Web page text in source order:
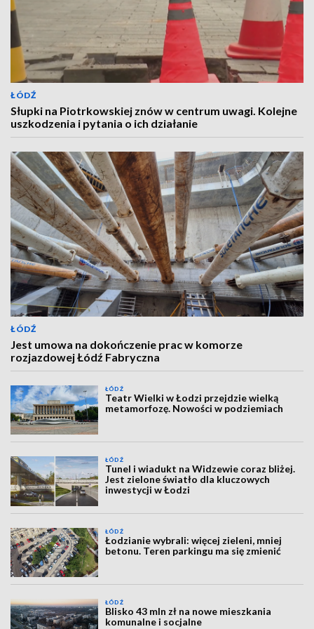
ŁÓDŹ
Słupki na Piotrkowskiej znów w centrum uwagi. Kolejne
uszkodzenia i pytania o ich działanie
ŁÓDŹ
Jest umowa na dokończenie prac w komorze
rozjazdowej Łódź Fabryczna
ŁÓDŹ
Teatr Wielki w Łodzi przejdzie wielką
metamorfozę. Nowości w podziemiach
ŁÓDŹ
Tunel i wiadukt na Widzewie coraz bliżej.
Jest zielone światło dla kluczowych
inwestycji w Łodzi
ŁÓDŹ
Łodzianie wybrali: więcej zieleni, mniej
betonu. Teren parkingu ma się zmienić
ŁÓDŹ
Blisko 43 mln zł na nowe mieszkania
komunalne i socjalne